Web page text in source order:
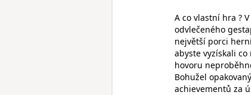
A co vlastní hra ?
odvlečeného
největší porci
abyste vyzískali
hovoru
Bohužel
achievementů za